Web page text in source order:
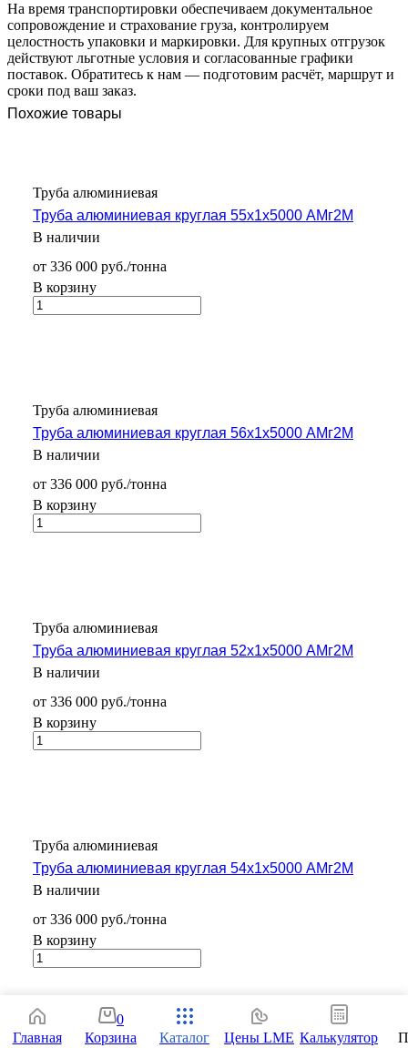
На время транспортировки обеспечиваем документальное
сопровождение и страхование груза, контролируем
целостность упаковки и маркировки. Для крупных отгрузок
действуют льготные условия и согласованные графики
поставок. Обратитесь к нам — подготовим расчёт, маршрут и
сроки под ваш заказ.
Похожие товары
Труба алюминиевая
Труба алюминиевая круглая 55х1х5000 АМг2М
В наличии
от 336 000 руб./тонна
В корзину
Труба алюминиевая
Труба алюминиевая круглая 56х1х5000 АМг2М
В наличии
от 336 000 руб./тонна
В корзину
Труба алюминиевая
Труба алюминиевая круглая 52х1х5000 АМг2М
В наличии
от 336 000 руб./тонна
В корзину
Труба алюминиевая
Труба алюминиевая круглая 54х1х5000 АМг2М
В наличии
от 336 000 руб./тонна
В корзину
Главная
0
Корзина
Каталог Цены LME Калькулятор